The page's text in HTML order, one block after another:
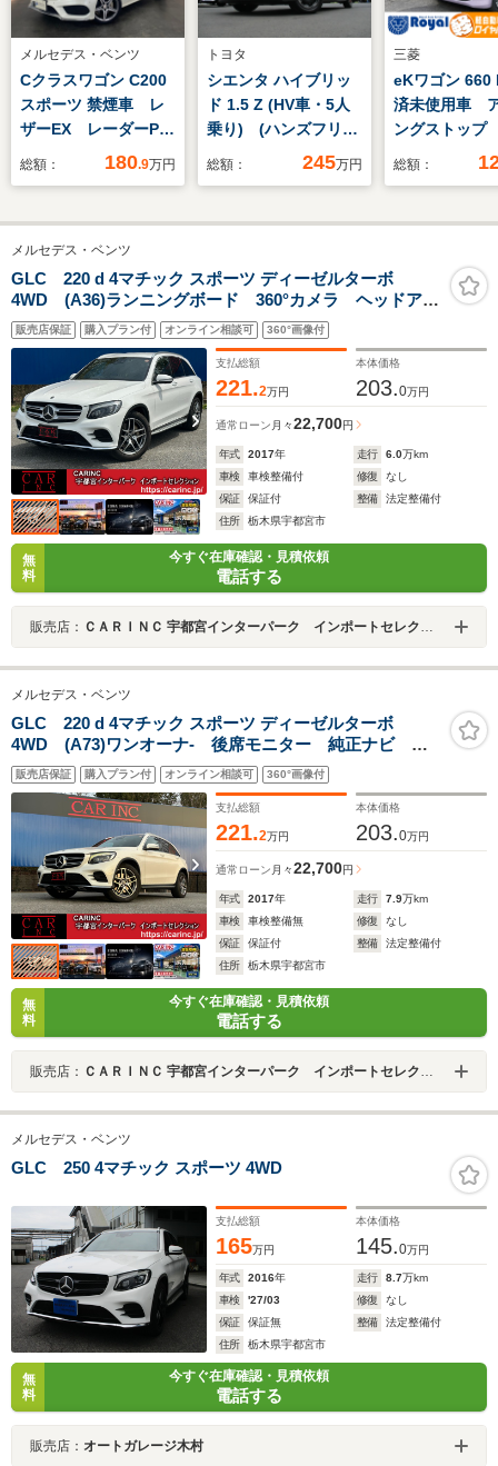
メルセデス・ベンツ
Cクラスワゴン C200
スポーツ 禁煙車 レ
ザーEX レーダーP
純正ナビ 地デジ B
ト LED DSRC
Bluetooth HUD ド
ラレコ 電動リアゲー
ト キーレスGO
18AW
総額： 180.9万円
トヨタ
シエンタ ハイブリッ
ド 1.5 Z (HV車・5人
乗り) (ハンズフリー
機能付き両側パワース
ダプティブクルーズコ
ンETC 純正前後ドラ
レコ LEDライト
TSS リア修理歴有
総額： 245万円
三菱
eKワゴン 660
済未使用車
ングストッ
害軽減ブレ
止装置 シー
総額：
メルセデス・ベンツ
GLC 220 d 4マチック スポーツ ディーゼルターボ
4WD (A36)ランニングボード 360°カメラ ヘッドアッ
プディスプレイ アダプティブクルーズコントロール
純正ナビ フルセグTV Bluetooth接続 純正ドラレコ
シートヒーター パワーバックドア
販売店保証 購入プラン付 オンライン相談可 360°画像付
支払総額
221.2万円
本体価格
203.0万円
通常ローン 月々22,700円
年式 2017年 走行 6.0万km
車検
車検整備付 修復
なし
保証
保証付 整備
法定整備付
住所
栃木県宇都宮市
無
料
今すぐ在庫確認・見積依頼
電話する
販売店： ＣＡＲＩＮＣ 宇都宮インターパーク インポートセレクション
メルセデス・ベンツ
GLC 220 d 4マチック スポーツ ディーゼルターボ
4WD (A73)ワンオーナ- 後席モニター 純正ナビ フ
ルセグTV 全方位カメラ HUD/ヘッドアップディスプレ
イ OPランニングボード シートヒーター Bluetooth
ACC ハーフレザー LEDヘッドライト 電動リアゲー
ト ETC
販売店保証 購入プラン付 オンライン相談可 360°画像付
支払総額
221.2万円
本体価格
203.0万円
通常ローン 月々22,700円
年式 2017年 走行 7.9万km
車検
車検整備無 修復
なし
保証
保証付 整備
法定整備付
住所
栃木県宇都宮市
無
料
今すぐ在庫確認・見積依頼
電話する
販売店： ＣＡＲＩＮＣ 宇都宮インターパーク インポートセレクション
メルセデス・ベンツ
GLC 250 4マチック スポーツ 4WD
支払総額
165万円
本体価格
145.0万円
年式 2016年 走行 8.7万km
車検
'27/03 修復
なし
保証
保証無 整備
法定整備付
住所
栃木県宇都宮市
無
料
今すぐ在庫確認・見積依頼
電話する
販売店： オートガレージ木村